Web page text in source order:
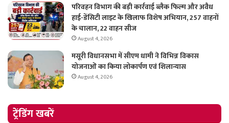
परिवहन विभाग की बड़ी कार्रवाई ब्लैक फिल्म और अवैध
हाई-डेंसिटी लाइट के खिलाफ विशेष अभियान, 257 वाहनों
के चालान, 22 वाहन सीज
August 4, 2026
मसूरी विधानसभा में सीएम धामी ने विभिन्न विकास
योजनाओं का किया लोकार्पण एवं शिलान्यास
August 4, 2026
ट्रेंडिंग खबरें